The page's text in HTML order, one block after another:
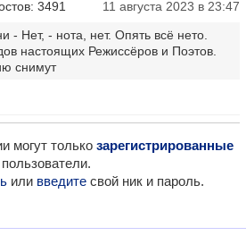
3491 11 августа 2023 в 23:47
- Нет, - нота, нет. Опять всё нето.
настоящих Режиссёров и Поэтов.
снимут
могут только зарегистрированные
пользователи.
или введитесвой ник и пароль.